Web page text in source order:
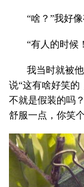
“啥？”我好
“有人的时候
我当时就被
说“这有啥好笑的
不就是假装的吗
舒服一点，你笑